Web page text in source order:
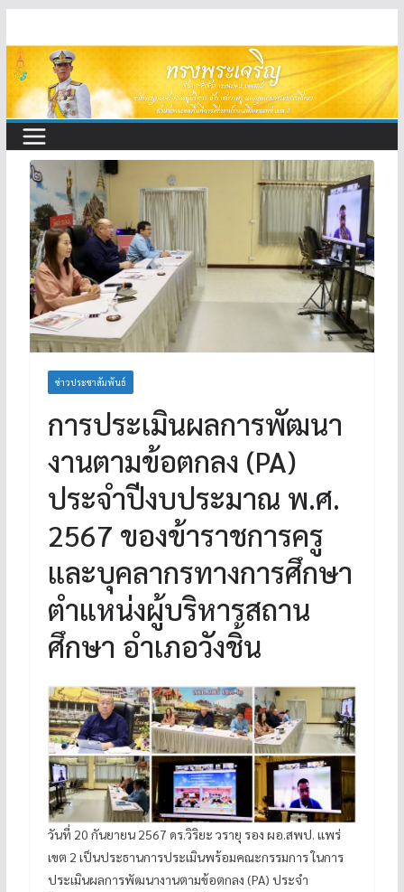
to
content
ข่าวประชาสัมพันธ์
การประเมินผลการพัฒนา
งานตามข้อตกลง (PA)
ประจำปีงบประมาณ พ.ศ.
2567 ของข้าราชการครู
และบุคลากรทางการศึกษา
ตำแหน่งผู้บริหารสถาน
ศึกษา อำเภอวังชิ้น
วันที่ 20 กันยายน 2567 ดร.วิริยะ วรายุ รอง ผอ.สพป. แพร่
เขต 2 เป็นประธานการประเมินพร้อมคณะกรรมการ ในการ
ประเมินผลการพัฒนางานตามข้อตกลง (PA) ประจำ